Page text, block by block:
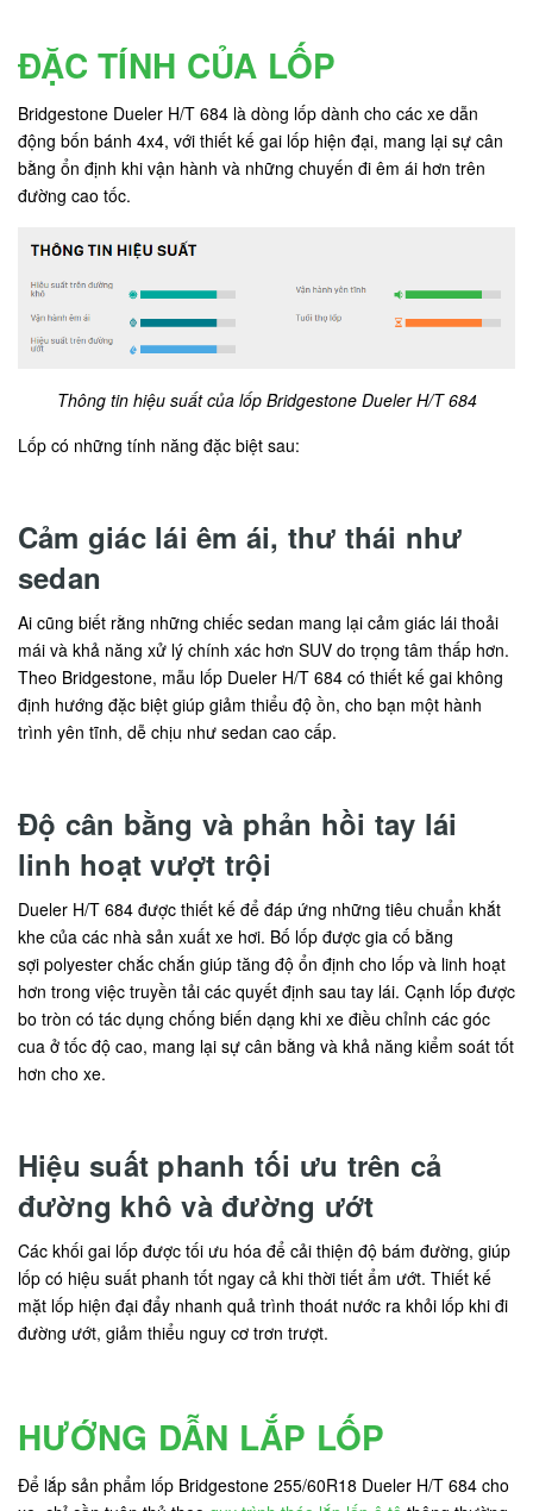
ĐẶC TÍNH CỦA LỐP
Bridgestone Dueler H/T 684 là dòng lốp dành cho các xe dẫn
động bốn bánh 4x4, với thiết kế gai lốp hiện đại, mang lại sự cân
bằng ổn định khi vận hành và những chuyến đi êm ái hơn trên
đường cao tốc.
Thông tin hiệu suất của lốp Bridgestone Dueler H/T 684
Lốp có những tính năng đặc biệt sau:
Cảm giác lái êm ái, thư thái như
sedan
Ai cũng biết rằng những chiếc sedan mang lại cảm giác lái thoải
mái và khả năng xử lý chính xác hơn SUV do trọng tâm thấp hơn.
Theo Bridgestone, mẫu lốp Dueler H/T 684 có thiết kế gai không
định hướng đặc biệt giúp giảm thiểu độ ồn, cho bạn một hành
trình yên tĩnh, dễ chịu như sedan cao cấp.
Độ cân bằng và phản hồi tay lái
linh hoạt vượt trội
Dueler H/T 684 được thiết kế để đáp ứng những tiêu chuẩn khắt
khe của các nhà sản xuất xe hơi. Bố lốp được gia cố bằng
sợi polyester chắc chắn giúp tăng độ ổn định cho lốp và linh hoạt
hơn trong việc truyền tải các quyết định sau tay lái. Cạnh lốp được
bo tròn có tác dụng chống biến dạng khi xe điều chỉnh các góc
cua ở tốc độ cao, mang lại sự cân bằng và khả năng kiểm soát tốt
hơn cho xe.
Hiệu suất phanh tối ưu trên cả
đường khô và đường ướt
Các khối gai lốp được tối ưu hóa để cải thiện độ bám đường, giúp
lốp có hiệu suất phanh tốt ngay cả khi thời tiết ẩm ướt. Thiết kế
mặt lốp hiện đại đẩy nhanh quả trình thoát nước ra khỏi lốp khi đi
đường ướt, giảm thiểu nguy cơ trơn trượt.
HƯỚNG DẪN LẮP LỐP
Để lắp sản phẩm lốp Bridgestone 255/60R18 Dueler H/T 684 cho